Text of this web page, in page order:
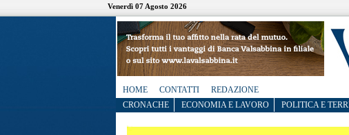
Venerdì 07 Agosto 2026
HOME CONTATTI
REDAZIONE
CRONACHE
ECONOMIA E LAVORO POLITICA E